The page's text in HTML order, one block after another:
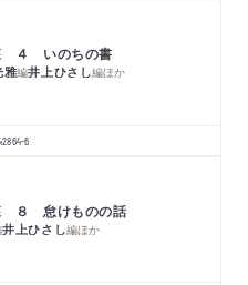
４ いのちの書
雅編井上ひさし編ほか
6
８ 怠けものの話
井上ひさし編ほか